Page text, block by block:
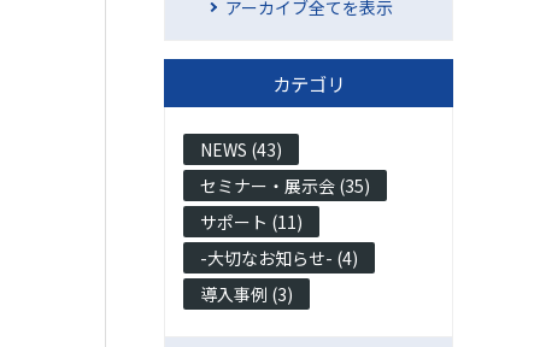
アーカイブ全てを表示
カテゴリ
NEWS (43)
セミナー・展示会 (35)
サポート (11)
-大切なお知らせ- (4)
導入事例 (3)